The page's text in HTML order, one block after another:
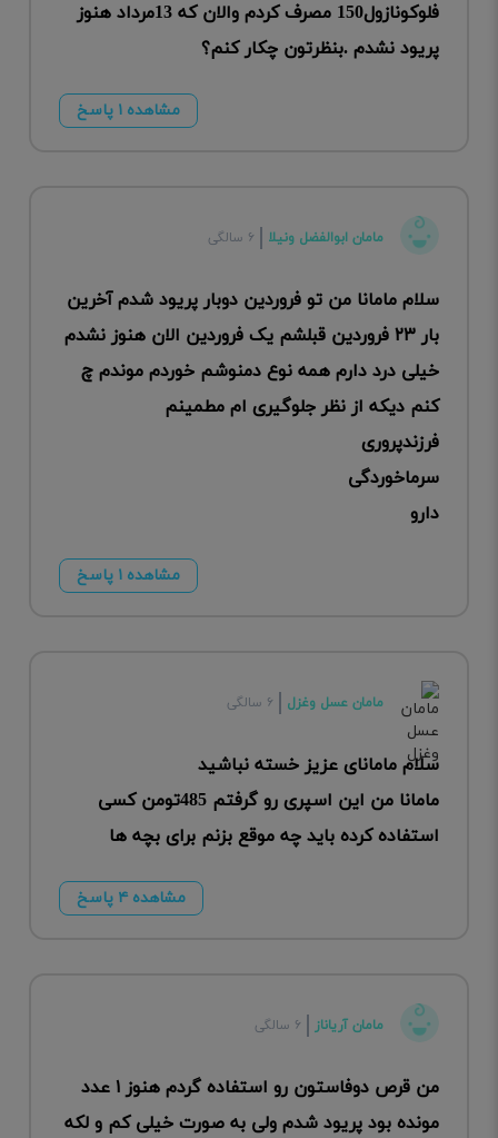
فلوکونازول150 مصرف کردم والان که 13مرداد هنوز
پریود نشدم .بنظرتون چکار کنم؟
مشاهده ۱ پاسخ
مامان ابوالفضل ونیلا ۶ سالگی
سلام مامانا من تو فروردین دوبار پریود شدم آخرین
بار ۲۳ فروردین قبلشم یک فروردین الان هنوز نشدم
خیلی درد دارم همه نوع دمنوشم خوردم موندم چ
کنم دیکه از نظر جلوگیری ام مطمینم
فرزندپروری
سرماخوردگی
دارو
مشاهده ۱ پاسخ
مامان عسل وغزل ۶ سالگی
سلام مامانای عزیز خسته نباشید
مامانا من این اسپری رو گرفتم 485تومن کسی
استفاده کرده باید چه موقع بزنم برای بچه ها
مشاهده ۴ پاسخ
مامان آریاناز ۶ سالگی
من قرص دوفاستون رو استفاده گردم هنوز ۱ عدد
مونده بود پریود شدم ولی به صورت خیلی کم و لکه